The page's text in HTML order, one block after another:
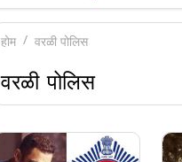
होम वरळी पोलिस
वरळी पोलिस